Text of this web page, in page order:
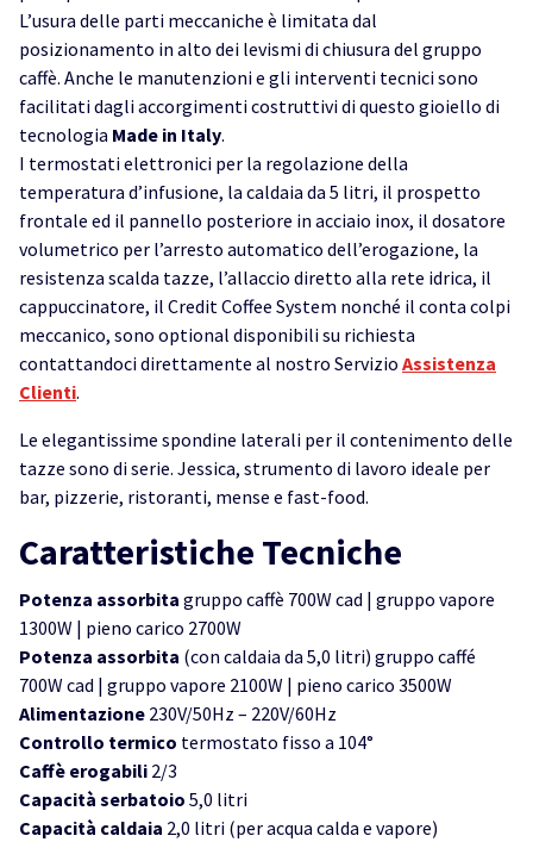
L’usura delle parti meccaniche è limitata dal
posizionamento in alto dei levismi di chiusura del gruppo
caffè. Anche le manutenzioni e gli interventi tecnici sono
facilitati dagli accorgimenti costruttivi di questo gioiello di
tecnologia Made in Italy.
I termostati elettronici per la regolazione della
temperatura d’infusione, la caldaia da 5 litri, il prospetto
frontale ed il pannello posteriore in acciaio inox, il dosatore
volumetrico per l’arresto automatico dell’erogazione, la
resistenza scalda tazze, l’allaccio diretto alla rete idrica, il
cappuccinatore, il Credit Coffee System nonché il conta colpi
meccanico, sono optional disponibili su richiesta
contattandoci direttamente al nostro Servizio Assistenza
Clienti.
Le elegantissime spondine laterali per il contenimento delle
tazze sono di serie. Jessica, strumento di lavoro ideale per
bar, pizzerie, ristoranti, mense e fast-food.
Caratteristiche Tecniche
Potenza assorbita gruppo caffè 700W cad | gruppo vapore
1300W | pieno carico 2700W
Potenza assorbita (con caldaia da 5,0 litri) gruppo caffé
700W cad | gruppo vapore 2100W | pieno carico 3500W
Alimentazione 230V/50Hz – 220V/60Hz
Controllo termico termostato fisso a 104°
Caffè erogabili 2/3
Capacità serbatoio 5,0 litri
Capacità caldaia 2,0 litri (per acqua calda e vapore)